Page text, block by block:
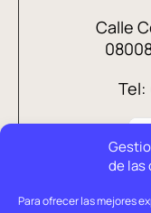
de las
Para ofrecer las mejores
Calle
Tel: